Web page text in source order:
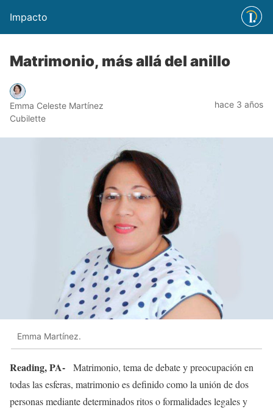
Impacto
Matrimonio, más allá del anillo
Emma Celeste Martínez
Cubilette
hace 3 años
Emma Martínez.
Reading, PA-
Matrimonio, tema de debate y preocupación en
todas las esferas, matrimonio es definido como la unión de dos
personas mediante determinados ritos o formalidades legales y